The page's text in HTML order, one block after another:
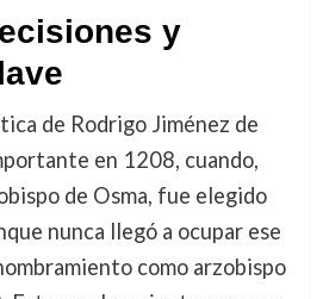
y
de Rodrigo Jiménez de
en 1208, cuando,
de Osma, fue elegido
nunca llegó a ocupar ese
como arzobispo